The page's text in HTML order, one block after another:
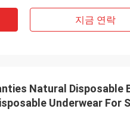
지금 연락
Natural Disposable
Underwear For